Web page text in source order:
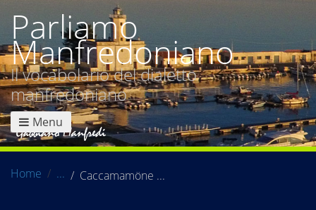
Parliamo
Manfredoniano
Il vocabolario del dialetto
manfredoniano
Menu
Home Caccamamöne